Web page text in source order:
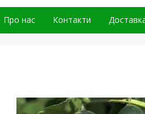
Про нас Контакти